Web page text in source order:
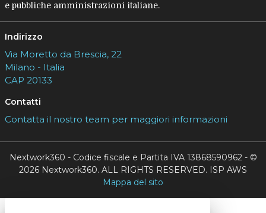
e pubbliche amministrazioni italiane.
Indirizzo
Via Moretto da Brescia, 22
Milano - Italia
CAP 20133
Contatti
Contatta il nostro team per maggiori informazioni
Nextwork360 - Codice fiscale e Partita IVA 13868590962 - ©
2026 Nextwork360. ALL RIGHTS RESERVED. ISP AWS
Mappa del sito